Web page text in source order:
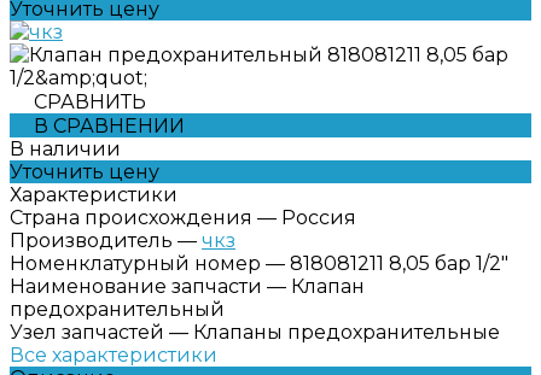
Уточнить цену
СРАВНИТЬ
В СРАВНЕНИИ
В наличии
Уточнить цену
Характеристики
Страна происхождения — Россия
Производитель — чкз
Номенклатурный номер — 818081211 8,05 бар 1/2"
Наименование запчасти — Клапан
предохранительный
Узел запчастей — Клапаны предохранительные
Все характеристики